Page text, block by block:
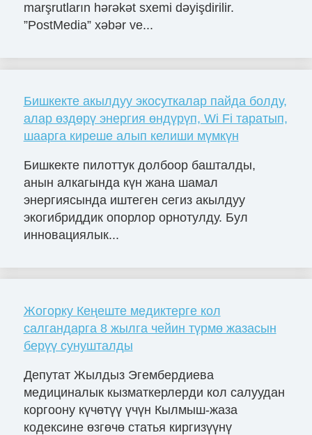
marşrutların hərəkət sxemi dəyişdirilir.
”PostMedia” xəbər ve...
Бишкекте акылдуу экосуткалар пайда болду,
алар өздөрү энергия өндүрүп, Wi Fi таратып,
шаарга киреше алып келиши мүмкүн
Бишкекте пилоттук долбоор башталды,
анын алкагында күн жана шамал
энергиясында иштеген сегиз акылдуу
экогибриддик опорлор орнотулду. Бул
инновациялык...
Жогорку Кеңеште медиктерге кол
салгандарга 8 жылга чейин түрмө жазасын
берүү сунушталды
Депутат Жылдыз Эгембердиева
медициналык кызматкерлерди кол салуудан
коргоону күчөтүү үчүн Кылмыш-жаза
кодексине өзгөчө статья киргизүүнү